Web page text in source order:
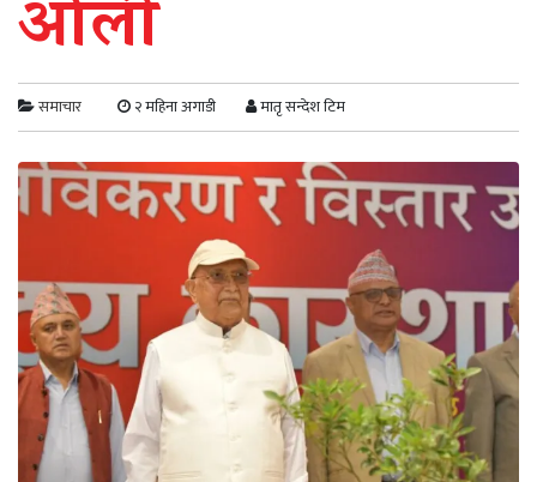
ओली
समाचार २ महिना अगाडी मातृ सन्देश टिम